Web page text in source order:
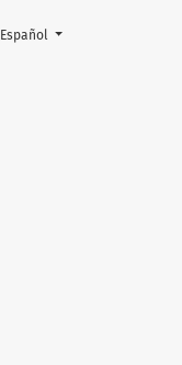
Avisos
Cambiar el idioma. El actual es:
Español